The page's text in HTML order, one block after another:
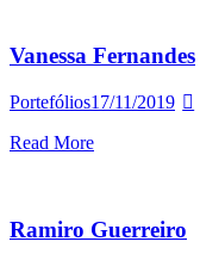
Vanessa Fernandes
Portefólios17/11/2019
Read More
Ramiro Guerreiro